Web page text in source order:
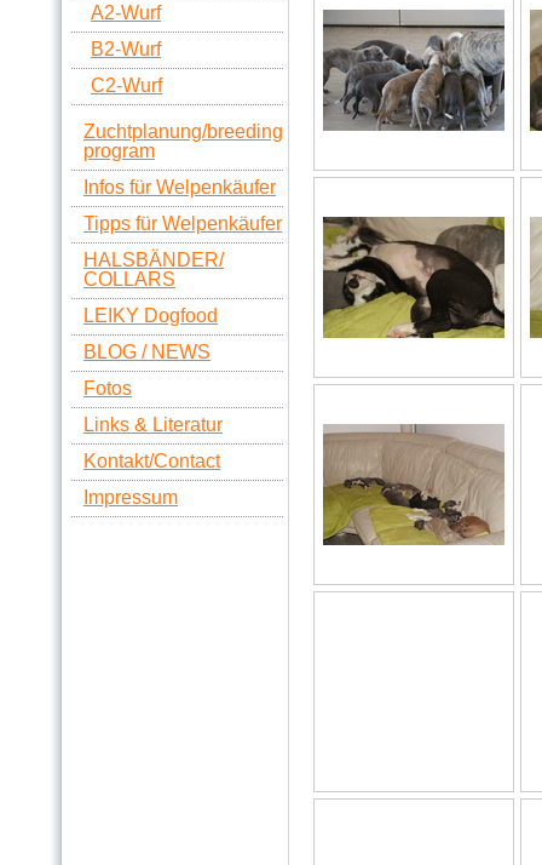
A2-Wurf
B2-Wurf
C2-Wurf
Zuchtplanung/breeding
program
Infos für Welpenkäufer
Tipps für Welpenkäufer
HALSBÄNDER/
COLLARS
LEIKY Dogfood
BLOG / NEWS
Fotos
Links & Literatur
Kontakt/Contact
Impressum